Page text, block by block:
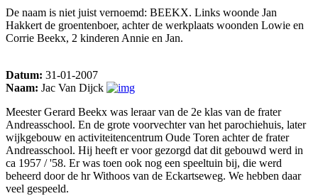
De naam is niet juist vernoemd: BEEKX. Links woonde Jan
Hakkert de groentenboer, achter de werkplaats woonden Lowie en
Corrie Beekx, 2 kinderen Annie en Jan.
Datum: 31-01-2007
Naam: Jac Van Dijck
Meester Gerard Beekx was leraar van de 2e klas van de frater
Andreasschool. En de grote voorvechter van het parochiehuis, later
wijkgebouw en activiteitencentrum Oude Toren achter de frater
Andreasschool. Hij heeft er voor gezorgd dat dit gebouwd werd in
ca 1957 / '58. Er was toen ook nog een speeltuin bij, die werd
beheerd door de hr Withoos van de Eckartseweg. We hebben daar
veel gespeeld.